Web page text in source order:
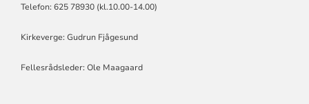
Telefon: 625 78930 (kl.10.00-14.00)
Kirkeverge: Gudrun Fjågesund
Fellesrådsleder: Ole Maagaard